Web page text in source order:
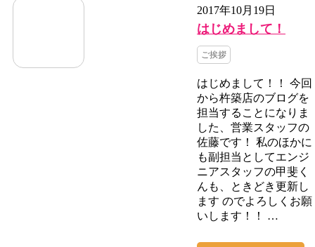
2017年10月19日
はじめまして！
ご挨拶
はじめまして！！ 今回
から杵築店のブログを
担当することになりま
した、営業スタッフの
佐藤です！ 私のほかに
も副担当としてエンジ
ニアスタッフの甲斐く
んも、ときどき更新し
ます のでよろしくお願
いします！！ …